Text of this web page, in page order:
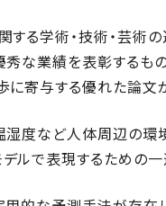
する学術・技術・芸術
秀な業績を表彰する
に寄与する優れた論文
湿度など人体周辺の
ルで表現するための一